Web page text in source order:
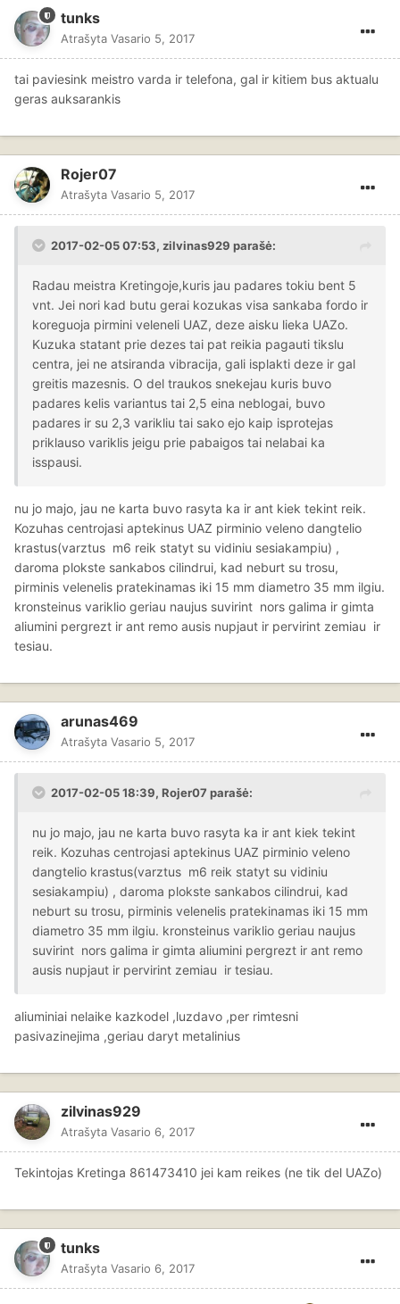
tunks
Atrašyta Vasario 5, 2017
tai paviesink meistro varda ir telefona, gal ir kitiem bus aktualu
geras auksarankis
Rojer07
Atrašyta Vasario 5, 2017
2017-02-05 07:53, zilvinas929 parašė:
Radau meistra Kretingoje,kuris jau padares tokiu bent 5
vnt. Jei nori kad butu gerai kozukas visa sankaba fordo ir
koreguoja pirmini veleneli UAZ, deze aisku lieka UAZo.
Kuzuka statant prie dezes tai pat reikia pagauti tikslu
centra, jei ne atsiranda vibracija, gali isplakti deze ir gal
greitis mazesnis. O del traukos snekejau kuris buvo
padares kelis variantus tai 2,5 eina neblogai, buvo
padares ir su 2,3 varikliu tai sako ejo kaip isprotejas
priklauso variklis jeigu prie pabaigos tai nelabai ka
isspausi.
nu jo majo, jau ne karta buvo rasyta ka ir ant kiek tekint reik.
Kozuhas centrojasi aptekinus UAZ pirminio veleno dangtelio
krastus(varztus m6 reik statyt su vidiniu sesiakampiu) ,
daroma plokste sankabos cilindrui, kad neburt su trosu,
pirminis velenelis pratekinamas iki 15 mm diametro 35 mm ilgiu.
kronsteinus variklio geriau naujus suvirint nors galima ir gimta
aliumini pergrezt ir ant remo ausis nupjaut ir pervirint zemiau ir
tesiau.
arunas469
Atrašyta Vasario 5, 2017
2017-02-05 18:39, Rojer07 parašė:
nu jo majo, jau ne karta buvo rasyta ka ir ant kiek tekint
reik. Kozuhas centrojasi aptekinus UAZ pirminio veleno
dangtelio krastus(varztus m6 reik statyt su vidiniu
sesiakampiu) , daroma plokste sankabos cilindrui, kad
neburt su trosu, pirminis velenelis pratekinamas iki 15 mm
diametro 35 mm ilgiu. kronsteinus variklio geriau naujus
suvirint nors galima ir gimta aliumini pergrezt ir ant remo
ausis nupjaut ir pervirint zemiau ir tesiau.
aliuminiai nelaike kazkodel ,luzdavo ,per rimtesni
pasivazinejima ,geriau daryt metalinius
zilvinas929
Atrašyta Vasario 6, 2017
Tekintojas Kretinga 861473410 jei kam reikes (ne tik del UAZo)
tunks
Atrašyta Vasario 6, 2017